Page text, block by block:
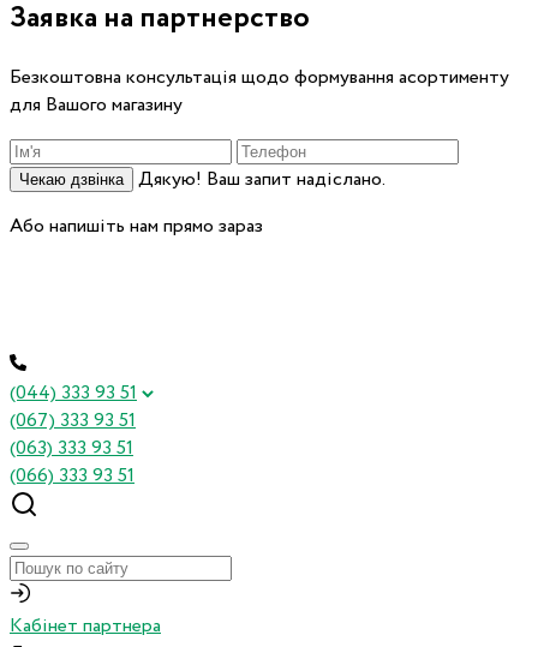
Заявка на партнерство
Безкоштовна консультація щодо формування асортименту
для Вашого магазину
Чекаю дзвінка
Дякую! Ваш запит надіслано.
Або напишіть нам прямо зараз
(044) 333 93 51
(067) 333 93 51
(063) 333 93 51
(066) 333 93 51
Кабінет партнера